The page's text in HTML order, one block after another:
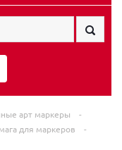
0
арт маркеры
-
для маркеров
-